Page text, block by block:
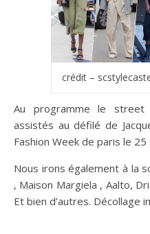
crédit –
Au programme le
assistés au défilé de
Fashion Week de paris le
Nous irons également à la
, Maison Margiela , Aalto,
Et bien d’autres. Décollage